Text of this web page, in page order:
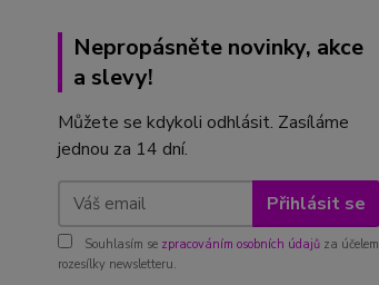
Nepropásněte novinky, akce
a slevy!
Můžete se kdykoli odhlásit. Zasíláme
jednou za 14 dní.
Přihlásit se
Souhlasím se zpracováním osobních údajů za účelem
rozesílky newsletteru.